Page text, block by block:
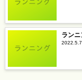
ランニ
2022.5.7